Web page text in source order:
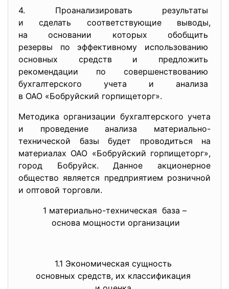
4. Проанализировать результаты
и сделать соответствующие выводы,
на основании которых обобщить
резервы по эффективному использованию
основных средств и предложить
рекомендации по совершенствованию
бухгалтерского учета и анализа
в ОАО «Бобруйский горпищеторг».
Методика организации бухгалтерского учета
и проведение анализа материально-
технической базы будет проводиться на
материалах ОАО «Бобруйский горпищеторг»,
город Бобруйск. Данное акционерное
общество является предприятием розничной
и оптовой торговли.
1 материально-техническая база –
основа мощности организации
1.1 Экономическая сущность
основных средств, их классификация